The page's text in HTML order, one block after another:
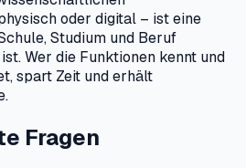
oder digital – ist eine
Studium und Beruf
Wer die Funktionen kennt und
spart Zeit und erhält
Fragen